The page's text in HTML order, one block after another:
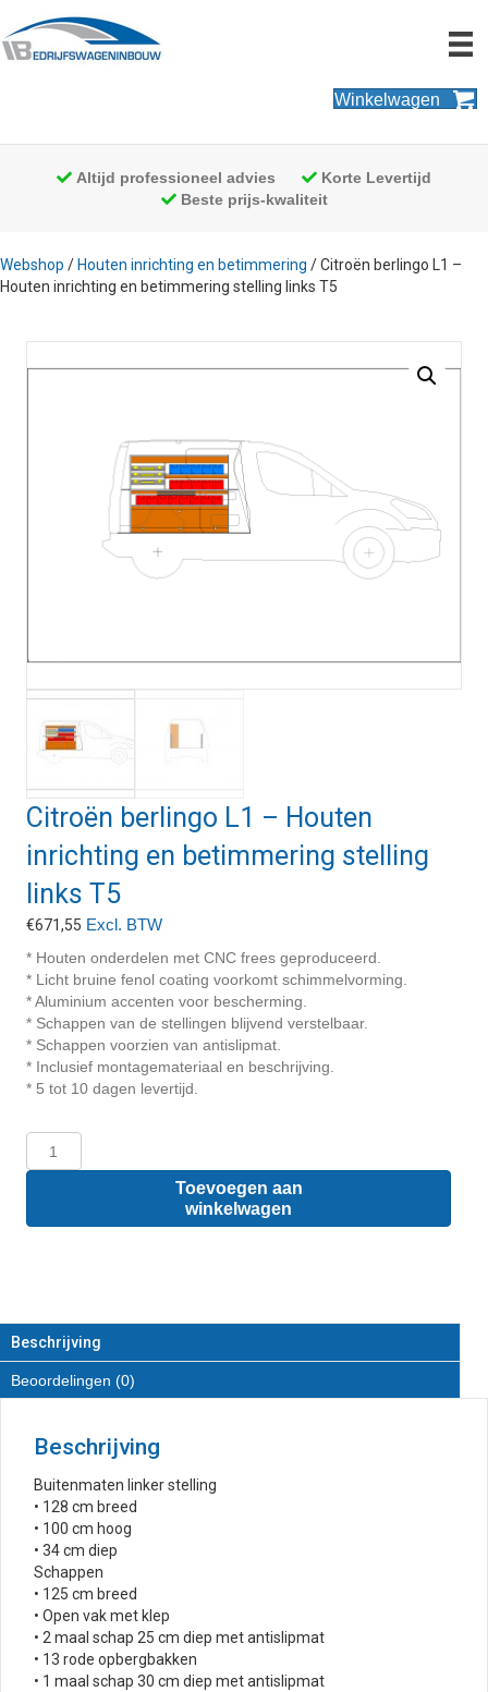
Winkelwagen
Altijd professioneel advies
Korte Levertijd
Beste prijs-kwaliteit
Webshop / Houten inrichting en betimmering / Citroën berlingo L1 –
Houten inrichting en betimmering stelling links T5
Citroën berlingo L1 – Houten
inrichting en betimmering stelling
links T5
€671,55 Excl. BTW
* Houten onderdelen met CNC frees geproduceerd.
* Licht bruine fenol coating voorkomt schimmelvorming.
* Aluminium accenten voor bescherming.
* Schappen van de stellingen blijvend verstelbaar.
* Schappen voorzien van antislipmat.
* Inclusief montagemateriaal en beschrijving.
* 5 tot 10 dagen levertijd.
berlingo
Houten
links
T5
aantal
Toevoegen aan
winkelwagen
Beschrijving
Beoordelingen (0)
Beschrijving
Buitenmaten linker stelling
• 128 cm breed
• 100 cm hoog
• 34 cm diep
Schappen
• 125 cm breed
• Open vak met klep
• 2 maal schap 25 cm diep met antislipmat
• 13 rode opbergbakken
• 1 maal schap 30 cm diep met antislipmat